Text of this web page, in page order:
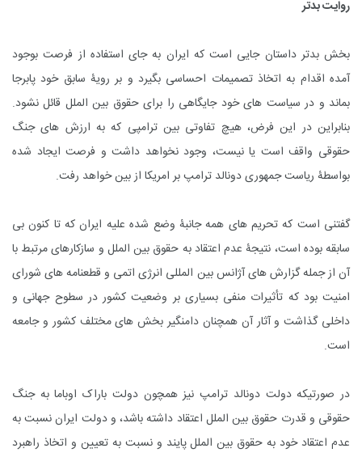
روایت بدتر
بخش بدتر داستان جایی است که ایران به جای استفاده از فرصت بوجود
آمده اقدام به اتخاذ تصمیمات احساسی بگیرد و بر رویۀ سابق خود پابرجا
بماند و در سیاست های خود جایگاهی را برای حقوق بین الملل قائل نشود.
بنابراین در این فرض، هیچ تفاوتی بین ترامپی که به ارزش های جنگ
حقوقی واقف است یا نیست، وجود نخواهد داشت و فرصت ایجاد شده
بواسطۀ ریاست جمهوری دونالد ترامپ بر امریکا از بین خواهد رفت.
گفتنی است که تحریم های همه جانبۀ وضع شده علیه ایران که تا کنون بی
سابقه بوده است، نتیجۀ عدم اعتقاد به حقوق بین الملل و سازکارهای مرتبط با
آن از جمله گزارش های آژانس بین المللی انرژی اتمی و قطعنامه های شورای
امنیت بود که تأثیرات منفی بسیاری بر وضعیت کشور در سطوح جهانی و
داخلی گذاشت و آثار آن همچنان دامنگیر بخش های مختلف کشور و جامعه
است.
در صورتیکه دولت دونالد ترامپ نیز همچون دولت باراک اوباما به جنگ
حقوقی و قدرت حقوق بین الملل اعتقاد داشته باشد، و دولت ایران نسبت به
عدم اعتقاد خود به حقوق بین الملل پایند و نسبت به تعیین و اتخاذ راهبرد